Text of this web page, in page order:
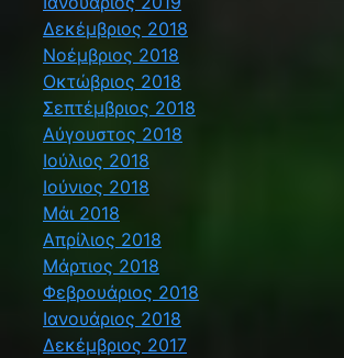
Δεκέμβριος 2018
Νοέμβριος 2018
Οκτώβριος 2018
Σεπτέμβριος 2018
Αύγουστος 2018
Ιούλιος 2018
Ιούνιος 2018
Μάι 2018
Απρίλιος 2018
Μάρτιος 2018
Φεβρουάριος 2018
Ιανουάριος 2018
Δεκέμβριος 2017